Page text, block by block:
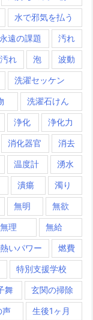
水で邪気を払う
永遠の課題 汚れ
れ 泡 波動
洗濯セッケン
洗濯石けん
浄化 浄化力
消化器官 消去
温度計 湧水
潰瘍 濁り
無明 無欲
理 無給
熱いパワー 燃費
特別支援学校
舞 玄関の掃除
声 生後1ヶ月